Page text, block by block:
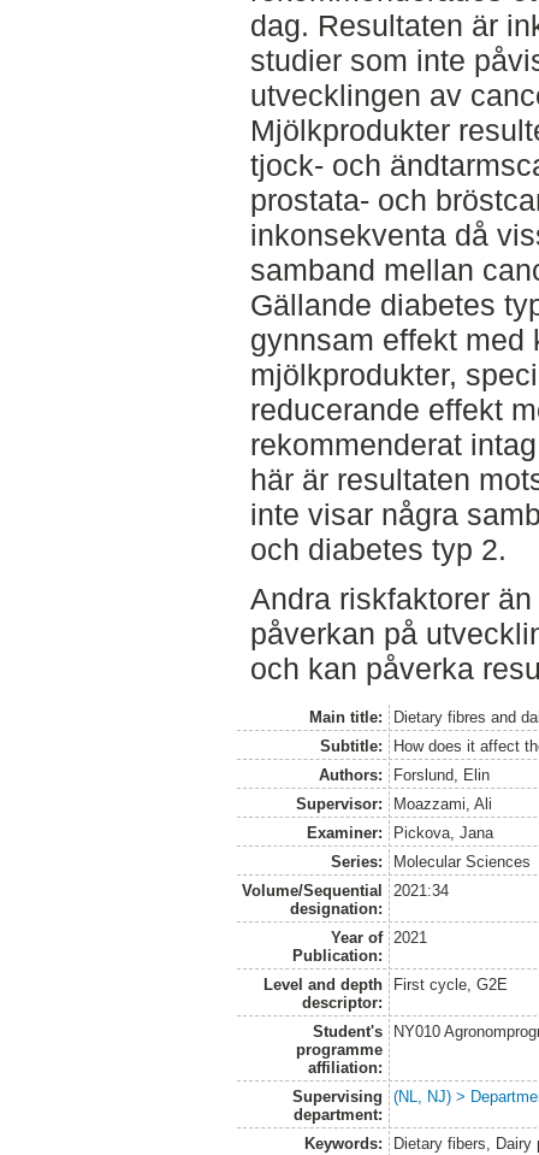
dag. Resultaten är
studier som inte
utvecklingen av
Mjölkprodukter
tjock- och
prostata- och
inkonsekventa då
samband mellan
Gällande diabetes
gynnsam effekt med
mjölkprodukter,
reducerande effekt
rekommenderat
här är resultaten
inte visar några
och diabetes typ 2.
Andra riskfaktorer
påverkan på
och kan påverka
Main title:
Dietary fibres and
Subtitle:
How does it affect
Authors:
Forslund, Elin
Supervisor:
Moazzami, Ali
Examiner:
Pickova, Jana
Series:
Molecular Sciences
Volume/Sequential
designation:
2021:34
Year of
Publication:
2021
Level and depth
descriptor:
First cycle, G2E
Student's
programme
affiliation:
NY010
Supervising
department:
(NL, NJ) >
Keywords:
Dietary fibers, Dairy